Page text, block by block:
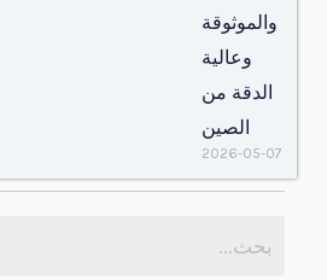
والموثوقة
وعالية
الدقة من
الصين
2026-05-07